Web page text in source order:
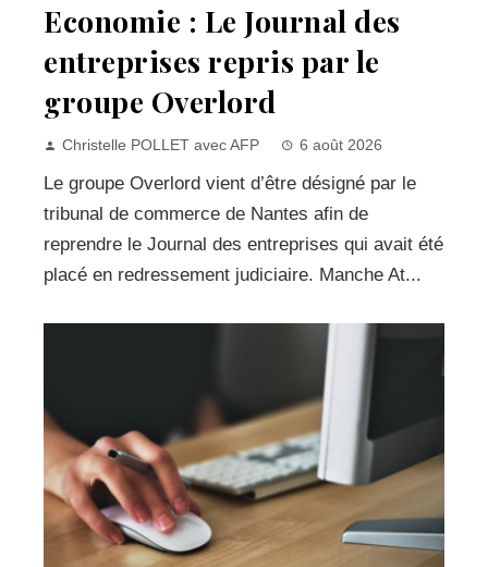
Economie : Le Journal des
entreprises repris par le
groupe Overlord
Christelle POLLET avec AFP 6 août 2026
Le groupe Overlord vient d’être désigné par le
tribunal de commerce de Nantes afin de
reprendre le Journal des entreprises qui avait été
placé en redressement judiciaire. Manche At...